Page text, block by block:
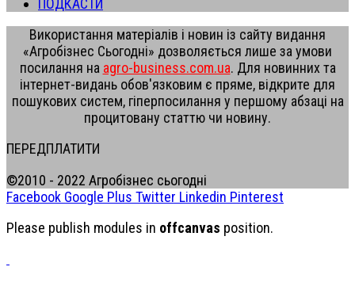
Використання матеріалів і новин із сайту видання
«Агробізнес Сьогодні» дозволяється лише за умови
посилання на agro-business.com.ua. Для новинних та
інтернет-видань обов'язковим є пряме, відкрите для
пошукових систем, гіперпосилання у першому абзаці на
процитовану статтю чи новину.
ПЕРЕДПЛАТИТИ
©2010 - 2022 Агробізнес сьогодні
Facebook Google Plus Twitter Linkedin Pinterest
Please publish modules in offcanvas position.